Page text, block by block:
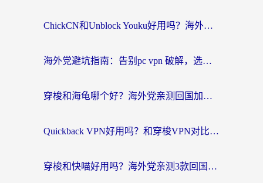
ChickCN和Unblock Youku好用吗？海外党亲测3款回国加速器，附iOS免费选择指南
海外党避坑指南：告别pc vpn 破解，选对回国加速器轻松访问国内资源
穿梭和海龟哪个好？海外党亲测回国加速器，附电脑免费VPN推荐
Quickback VPN好用吗？和穿梭VPN对比哪个回国效果更好？海外党必看的真实测评与选择指南
穿梭和快喵好用吗？海外党亲测3款回国加速器，附日本回国VPN避坑指南